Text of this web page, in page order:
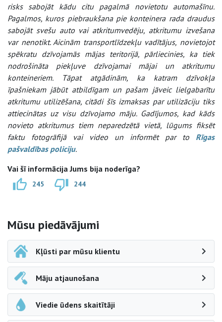
risks sabojāt kādu citu pagalmā novietotu automašīnu.
Pagalmos, kuros piebraukšana pie konteinera rada draudus
sabojāt svešu auto vai atkritumvedēju, atkritumu izvešana
var nenotikt. Aicinām transportlīdzekļu vadītājus, novietojot
spēkratu dzīvojamās mājas teritorijā, pārliecinies, ka tiek
nodrošināta piekļuve dzīvojamai mājai un atkritumu
konteineriem. Tāpat atgādinām, ka katram dzīvokļa
īpašniekam jābūt atbildīgam un pašam jāveic lielgabarītu
atkritumu utilizēšana, citādi šīs izmaksas par utilizāciju tiks
attiecinātas uz visu dzīvojamo māju. Gadījumos, kad kāds
novieto atkritumus tiem neparedzētā vietā, lūgums fiksēt
faktu fotogrāfijā vai video un informēt par to Rīgas
pašvaldības policiju.
Vai šī informācija Jums bija noderīga?
245 244
Sāna navigācija
Mūsu piedāvājumi
Kļūsti par mūsu klientu
Māju atjaunošana
Viedie ūdens skaitītāji